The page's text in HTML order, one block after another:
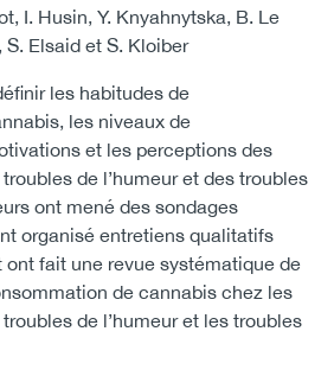
I. Husin, Y. Knyahnytska, B. Le
S. Elsaid et S. Kloiber
les habitudes de
les niveaux de
et les perceptions des
de l’humeur et des troubles
ont mené des sondages
organisé entretiens qualitatifs
ont fait une revue systématique de
de cannabis chez les
de l’humeur et les troubles